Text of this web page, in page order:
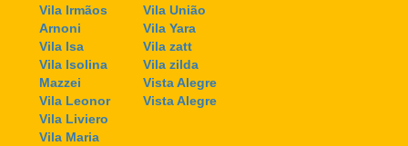
Vila Irmãos
Arnoni
Vila Isa
Vila Isolina
Mazzei
Vila Leonor
Vila Liviero
Vila Maria
Vila União
Vila Yara
Vila zatt
Vila zilda
Vista Alegre
Vista Alegre